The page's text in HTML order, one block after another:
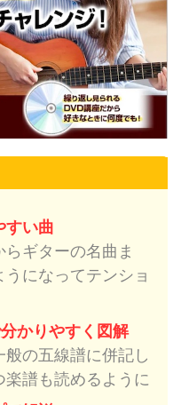
すい曲
ギターの名曲ま
になってテンショ
かりやすく図解
の五線譜に併記し
譜も読めるように